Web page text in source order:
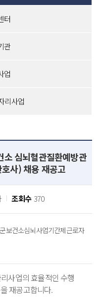
터
관
업
리사업
심뇌혈관질환예방관
사) 채용 재공고
조회수 370
보건소심뇌사업기간제근로자
사업의 효율적인 수행
재공고합니다.